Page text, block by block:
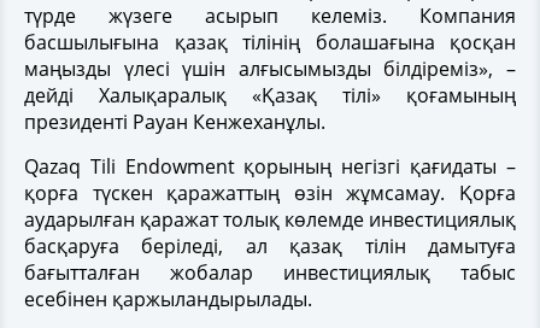
түрде жүзеге асырып келеміз. Компания
басшылығына қазақ тілінің болашағына қосқан
маңызды үлесі үшін алғысымызды білдіреміз», –
дейді Халықаралық «Қазақ тілі» қоғамының
президенті Рауан Кенжеханұлы.
Qazaq Tili Endowment қорының негізгі қағидаты –
қорға түскен қаражаттың өзін жұмсамау. Қорға
аударылған қаражат толық көлемде инвестициялық
басқаруға беріледі, ал қазақ тілін дамытуға
бағытталған жобалар инвестициялық табыс
есебінен қаржыландырылады.